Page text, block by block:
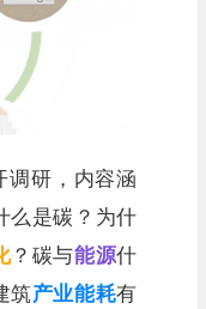
调研，内容涵
么是碳？为什
？碳与能源什
筑产业能耗有